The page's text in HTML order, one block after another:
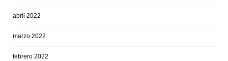
abril 2022
marzo 2022
febrero 2022